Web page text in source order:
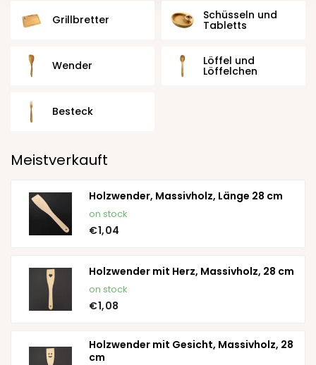
Grillbretter Schüsseln und
Tabletts
Wender Löffel und
Löffelchen
Besteck
Meistverkauft
Holzwender, Massivholz, Länge 28 cm
on stock
€1,04
Holzwender mit Herz, Massivholz, 28 cm
on stock
€1,08
Holzwender mit Gesicht, Massivholz, 28
cm